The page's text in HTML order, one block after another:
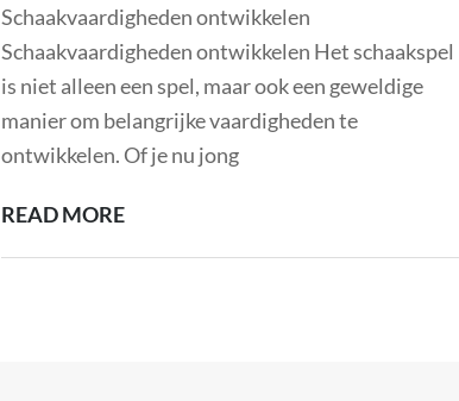
HET
ONDERWIJS!
on
Schaakvaardigheden ontwikkelen
Schaakvaardigheden ontwikkelen Het schaakspel
is niet alleen een spel, maar ook een geweldige
manier om belangrijke vaardigheden te
ontwikkelen. Of je nu jong
READ MOREONTWIKKEL